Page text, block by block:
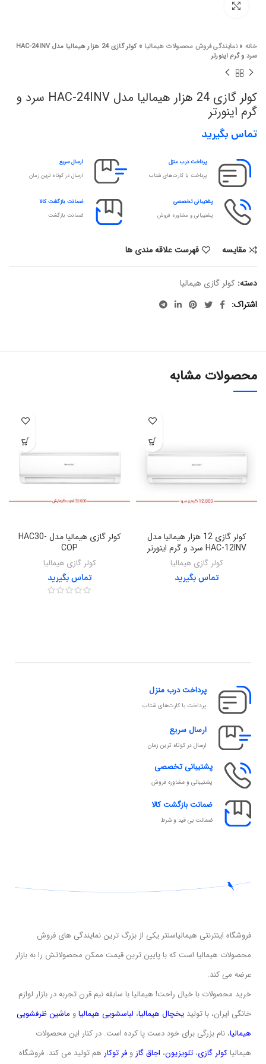
خانه »نمایندگی فروش محصولات هیمالیا »
کولر گازی 24 هزار هیمالیا مدل HAC-24INV
سرد و گرم اینورتر
کولر گازی 24 هزار هیمالیا مدل HAC-24INV سرد و
گرم اینورتر
تماس بگیرید
پرداخت درب منزل
پرداخت با کارت‌های شتاب
ارسال سریع
ارسال در کوتاه ترین زمان
پشتیبانی تخصصی
پشتیبانی و مشاوره فروش
ضمانت بازگشت کالا
ضمانت بازگشت
مقایسه فهرست علاقه مندی ها
دسته: کولر گازی هیمالیا
اشتراک
محصولات مشابه
کولر گازی 12 هزار هیمالیا مدل
HAC-12INV سرد و گرم اینورتر
کولر گازی هیمالیا
تماس بگیرید
کولر گازی هیمالیا مدل HAC30-
COP
کولر گازی هیمالیا
تماس بگیرید
پرداخت درب منزل
پرداخت با کارت‌های شتاب
ارسال سریع
ارسال در کوتاه ترین زمان
پشتیبانی تخصصی
پشتیبانی و مشاوره فروش
ضمانت بازگشت کالا
ضمانت بی قید و شرط
فروشگاه اینترنتی هیمالیاسنتر یکی از بزرگ ترین نمایندگی های فروش
محصولات هیمالیا است که با پایین ترین قیمت ممکن محصولاتش را به بازار
عرضه می کند.
خرید محصولات با خیال راحت! هیمالیا با سابقه نیم قرن تجربه در بازار لوازم
خانگی ایران، با تولید یخچال هیمالیا، لباسشویی هیمالیاو ماشین ظرفشویی
هیمالیا، نام بزرگی برای خود دست پا کرده است. در کنار این محصولات
هیمالیاکولر گازی، تلویزیون، اجاق گاز و فر توکار هم تولید می کند. فروشگاه